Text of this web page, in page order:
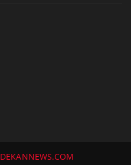
DEKANNEWS.COM